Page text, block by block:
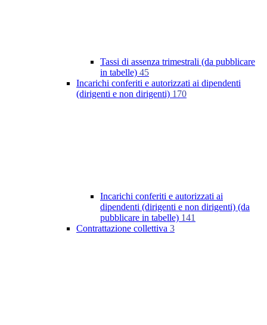
Tassi di assenza trimestrali (da pubblicare
in tabelle) 45
Incarichi conferiti e autorizzati ai dipendenti
(dirigenti e non dirigenti) 170
Incarichi conferiti e autorizzati ai
dipendenti (dirigenti e non dirigenti) (da
pubblicare in tabelle) 141
Contrattazione collettiva 3